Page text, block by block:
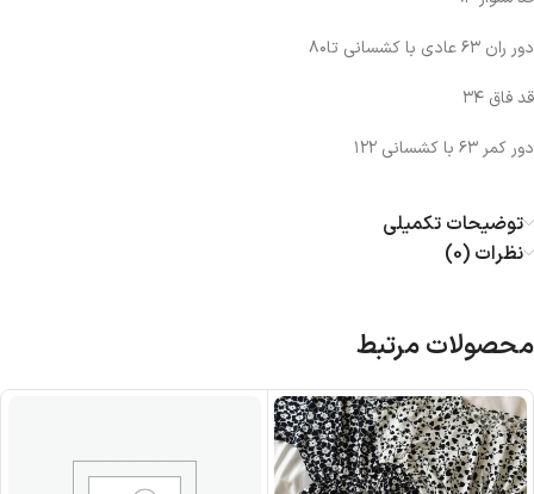
دور ران ۶۳ عادی با کشسانی تا۸۰
قد فاق ۳۴
دور کمر ۶۳ با کشسانی ۱۲۲
توضیحات تکمیلی
نظرات (0)
محصولات مرتبط